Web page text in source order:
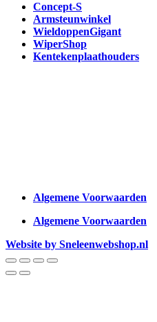
Concept-S
Armsteunwinkel
WieldoppenGigant
WiperShop
Kentekenplaathouders
Algemene Voorwaarden
Algemene Voorwaarden
Website by Sneleenwebshop.nl